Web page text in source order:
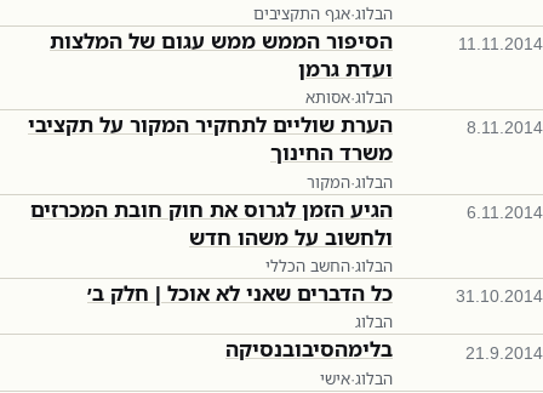
הבלוג·אגף התקציבים
11.11.2014
הסיפור הממש ממש עגום של המלצות
ועדת גרמן
הבלוג·אסותא
8.11.2014
הערת שוליים לתחקיר המקור על תקציבי
משרד החינוך
הבלוג·המקור
6.11.2014
הגיע הזמן לגרוס את חוק חובת המכרזים
ולחשוב על משהו חדש
הבלוג·החשב הכללי
31.10.2014 כל הדברים שאני לא אוכל | חלק ב׳
הבלוג
21.9.2014 בלימהסיבובנסיקה
הבלוג·אישי